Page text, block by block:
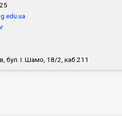
бул. І. Шамо, 18/2, каб.211